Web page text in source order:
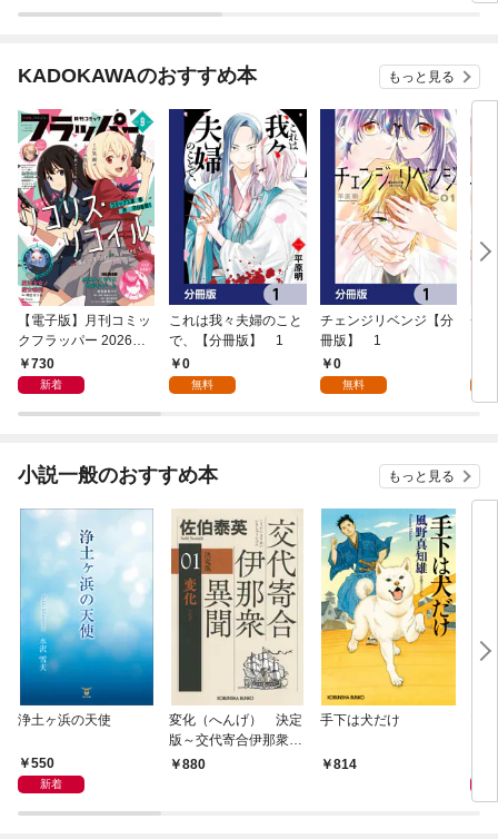
KADOKAWAのおすすめ本 もっと見る
【電子版】月刊コミッ
クフラッパー 2026年9
月号730
新着
これは我々夫婦のこと
で、【分冊版】 1
0
無料
チェンジリベンジ【分
冊版】 1
0
無料
チ
小説一般のおすすめ本 もっと見る
浄土ヶ浜の天使
550
新着
変化（へんげ） 決定
版～交代寄合伊那衆異
聞（1）～
880
手下は犬だけ
814